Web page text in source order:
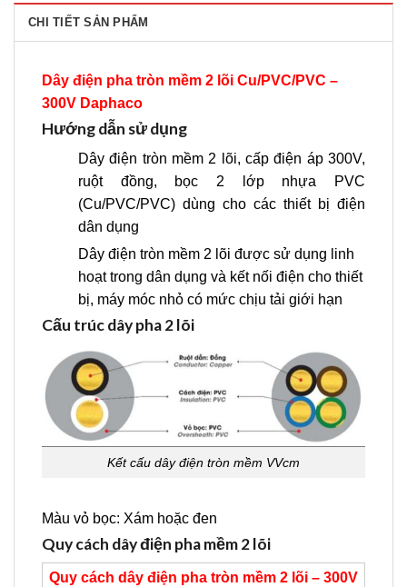
CHI TIẾT SẢN PHẨM
Dây điện pha tròn mềm 2 lõi Cu/PVC/PVC –
300V Daphaco
Hướng dẫn sử dụng
Dây điện tròn mềm 2 lõi, cấp điện áp 300V,
ruột đồng, bọc 2 lớp nhựa PVC
(Cu/PVC/PVC) dùng cho các thiết bị điện
dân dụng
Dây điện tròn mềm 2 lõi được sử dụng linh
hoạt trong dân dụng và kết nối điện cho thiết
bị, máy móc nhỏ có mức chịu tải giới hạn
Cấu trúc dây pha 2 lõi
Kết cấu dây điện tròn mềm VVcm
Màu vỏ bọc: Xám hoặc đen
Quy cách dây điện pha mềm 2 lõi
Quy cách dây điện pha tròn mềm 2 lõi – 300V